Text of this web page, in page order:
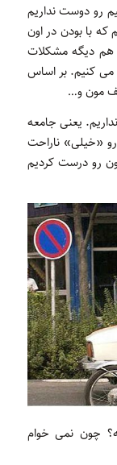
رو دوست نداریم
با بودن در اون
هم دیگه مشکلات
می کنیم. بر اساس
مون و…
یعنی جامعه
«خیلی» ناراحت
رو درست کردیم
چون نمی خوام